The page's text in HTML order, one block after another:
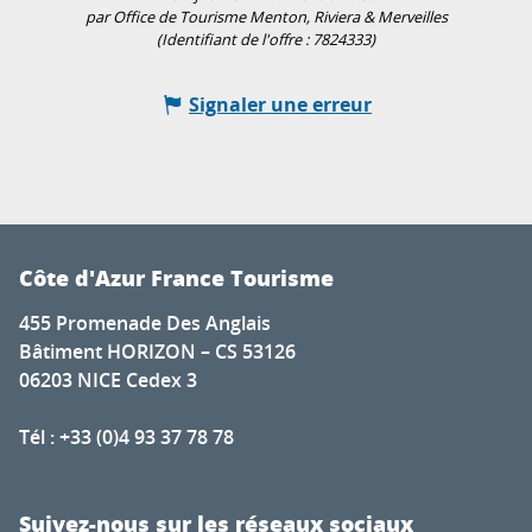
par Office de Tourisme Menton, Riviera & Merveilles
(Identifiant de l'offre : 7824333)
Signaler une erreur
Côte d'Azur France Tourisme
455 Promenade Des Anglais
Bâtiment HORIZON – CS 53126
06203 NICE Cedex 3
Tél : +33 (0)4 93 37 78 78
Suivez-nous sur les réseaux sociaux